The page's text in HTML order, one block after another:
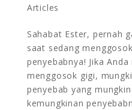
Articles
Sahabat Ester, pernah
saat sedang
penyebabnya! Jika
menggosok gigi,
penyebab yang
kemungkinan